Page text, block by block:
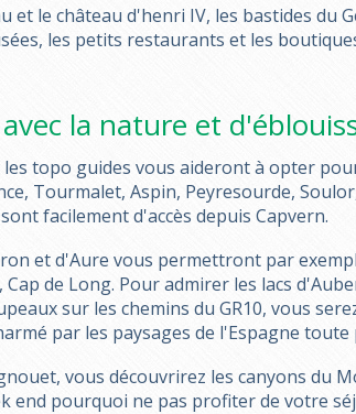
et le château d'henri IV, les bastides
les petits restaurants et les
la nature et
les topo guides vous aideront à opter
Tourmalet, Aspin, Peyresourde,
facilement d'accès depuis Capvern.
et d'Aure vous permettront par
de Long. Pour admirer les lacs
sur les chemins du GR10, vous
par les paysages de l'Espagne toute
vous découvrirez les canyons du
end pourquoi ne pas profiter de votre